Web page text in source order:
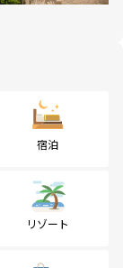
宿泊
リゾート